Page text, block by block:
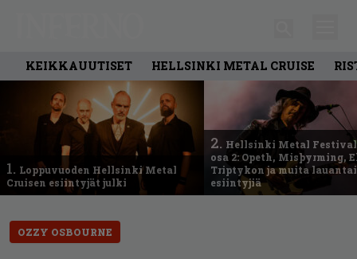
KEIKKAUUTISET HELLSINKI METAL CRUISE
1. Loppuvuoden Hellsinki Metal
Cruisen esiintyjät julki
2. Hellsinki Metal
osa 2: Opeth, Misþyrming,
Triptykon ja muita
esiintyjiä
OZZY OSBOURNE